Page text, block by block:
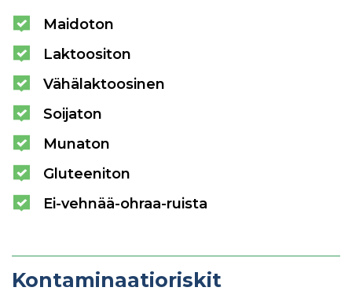
Maidoton
Laktoositon
Vähälaktoosinen
Soijaton
Munaton
Gluteeniton
Ei-vehnää-ohraa-ruista
Kontaminaatioriskit